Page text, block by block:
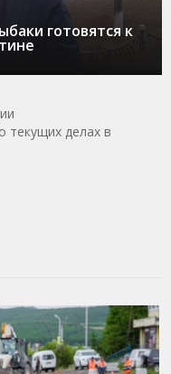
готовятся к
текущих делах в